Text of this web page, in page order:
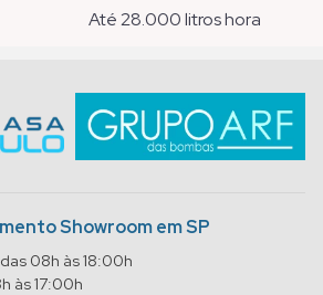
até 28.000 litros hora
Showroom em SP
08h às 18:00h
às 17:00h